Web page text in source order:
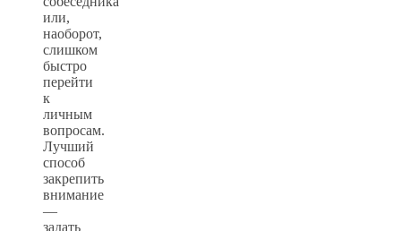
или,
наоборот,
слишком
быстро
перейти
к
личным
вопросам.
Лучший
способ
закрепить
внимание
—
задать